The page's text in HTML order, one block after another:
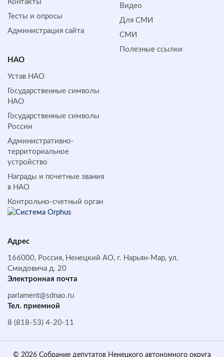
Контакты
Тесты и опросы
Администрация сайта
Видео
Для СМИ
СМИ
Полезные ссылки
НАО
Устав НАО
Государственные символы
НАО
Государственные символы
России
Административно-
территориальное
устройство
Награды и почетные звания
в НАО
Контрольно-счетный орган
Адрес
166000, Россия, Ненецкий АО, г. Нарьян-Мар, ул.
Смидовича д. 20
Электронная почта
parlament@sdnao.ru
Тел. приемной
8 (818-53) 4-20-11
© 2026 Собрание депутатов Ненецкого автономного округа